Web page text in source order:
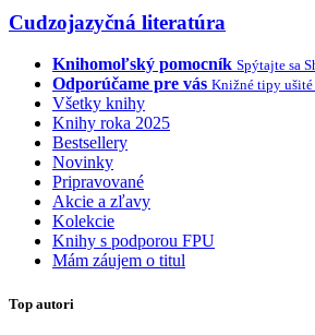
Cudzojazyčná literatúra
Knihomoľský pomocník Spýtajte sa
Odporúčame pre vás Knižné tipy ušité
Všetky knihy
Knihy roka 2025
Bestsellery
Novinky
Pripravované
Akcie a zľavy
Kolekcie
Knihy s podporou FPU
Mám záujem o titul
Top autori